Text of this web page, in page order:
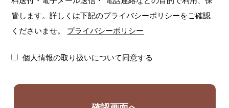
管します。詳しくは下記のプライバシーポリシーをご確認
くださいませ。
プライバシーポリシー
個人情報の取り扱いについて同意する